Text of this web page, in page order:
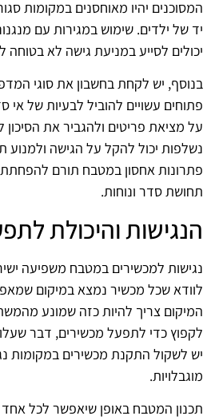
המסוכנים יהיו מאוחסנים במקומות
יד של ילדים. שימוש במגירות עם
יכולים לסייע במניעת גישה לא בטוחה
בנוסף, יש לקחת בחשבון את סוגי
פתוחים עשויים להוביל לבעיות של
על מציאת פריטים ולהגביר את הסיכון
נשלפות יכול להקל על הגישה ולמנוע
פתרונות אחסון במטבח תורם להפחתת
תחושת סדר ונוחות.
הנגישות והיכולת
נגישות למכשירים במטבח משפיעה
לוודא שכל מכשיר נמצא במיקום
המיקום צריך להיות כזה שמונע
לקפוץ כדי לתפעל מכשירים, דבר
יש לשקול התקנת מכשירים במקומות
מוגבלויות.
תכנון המטבח באופן שיאפשר לכל